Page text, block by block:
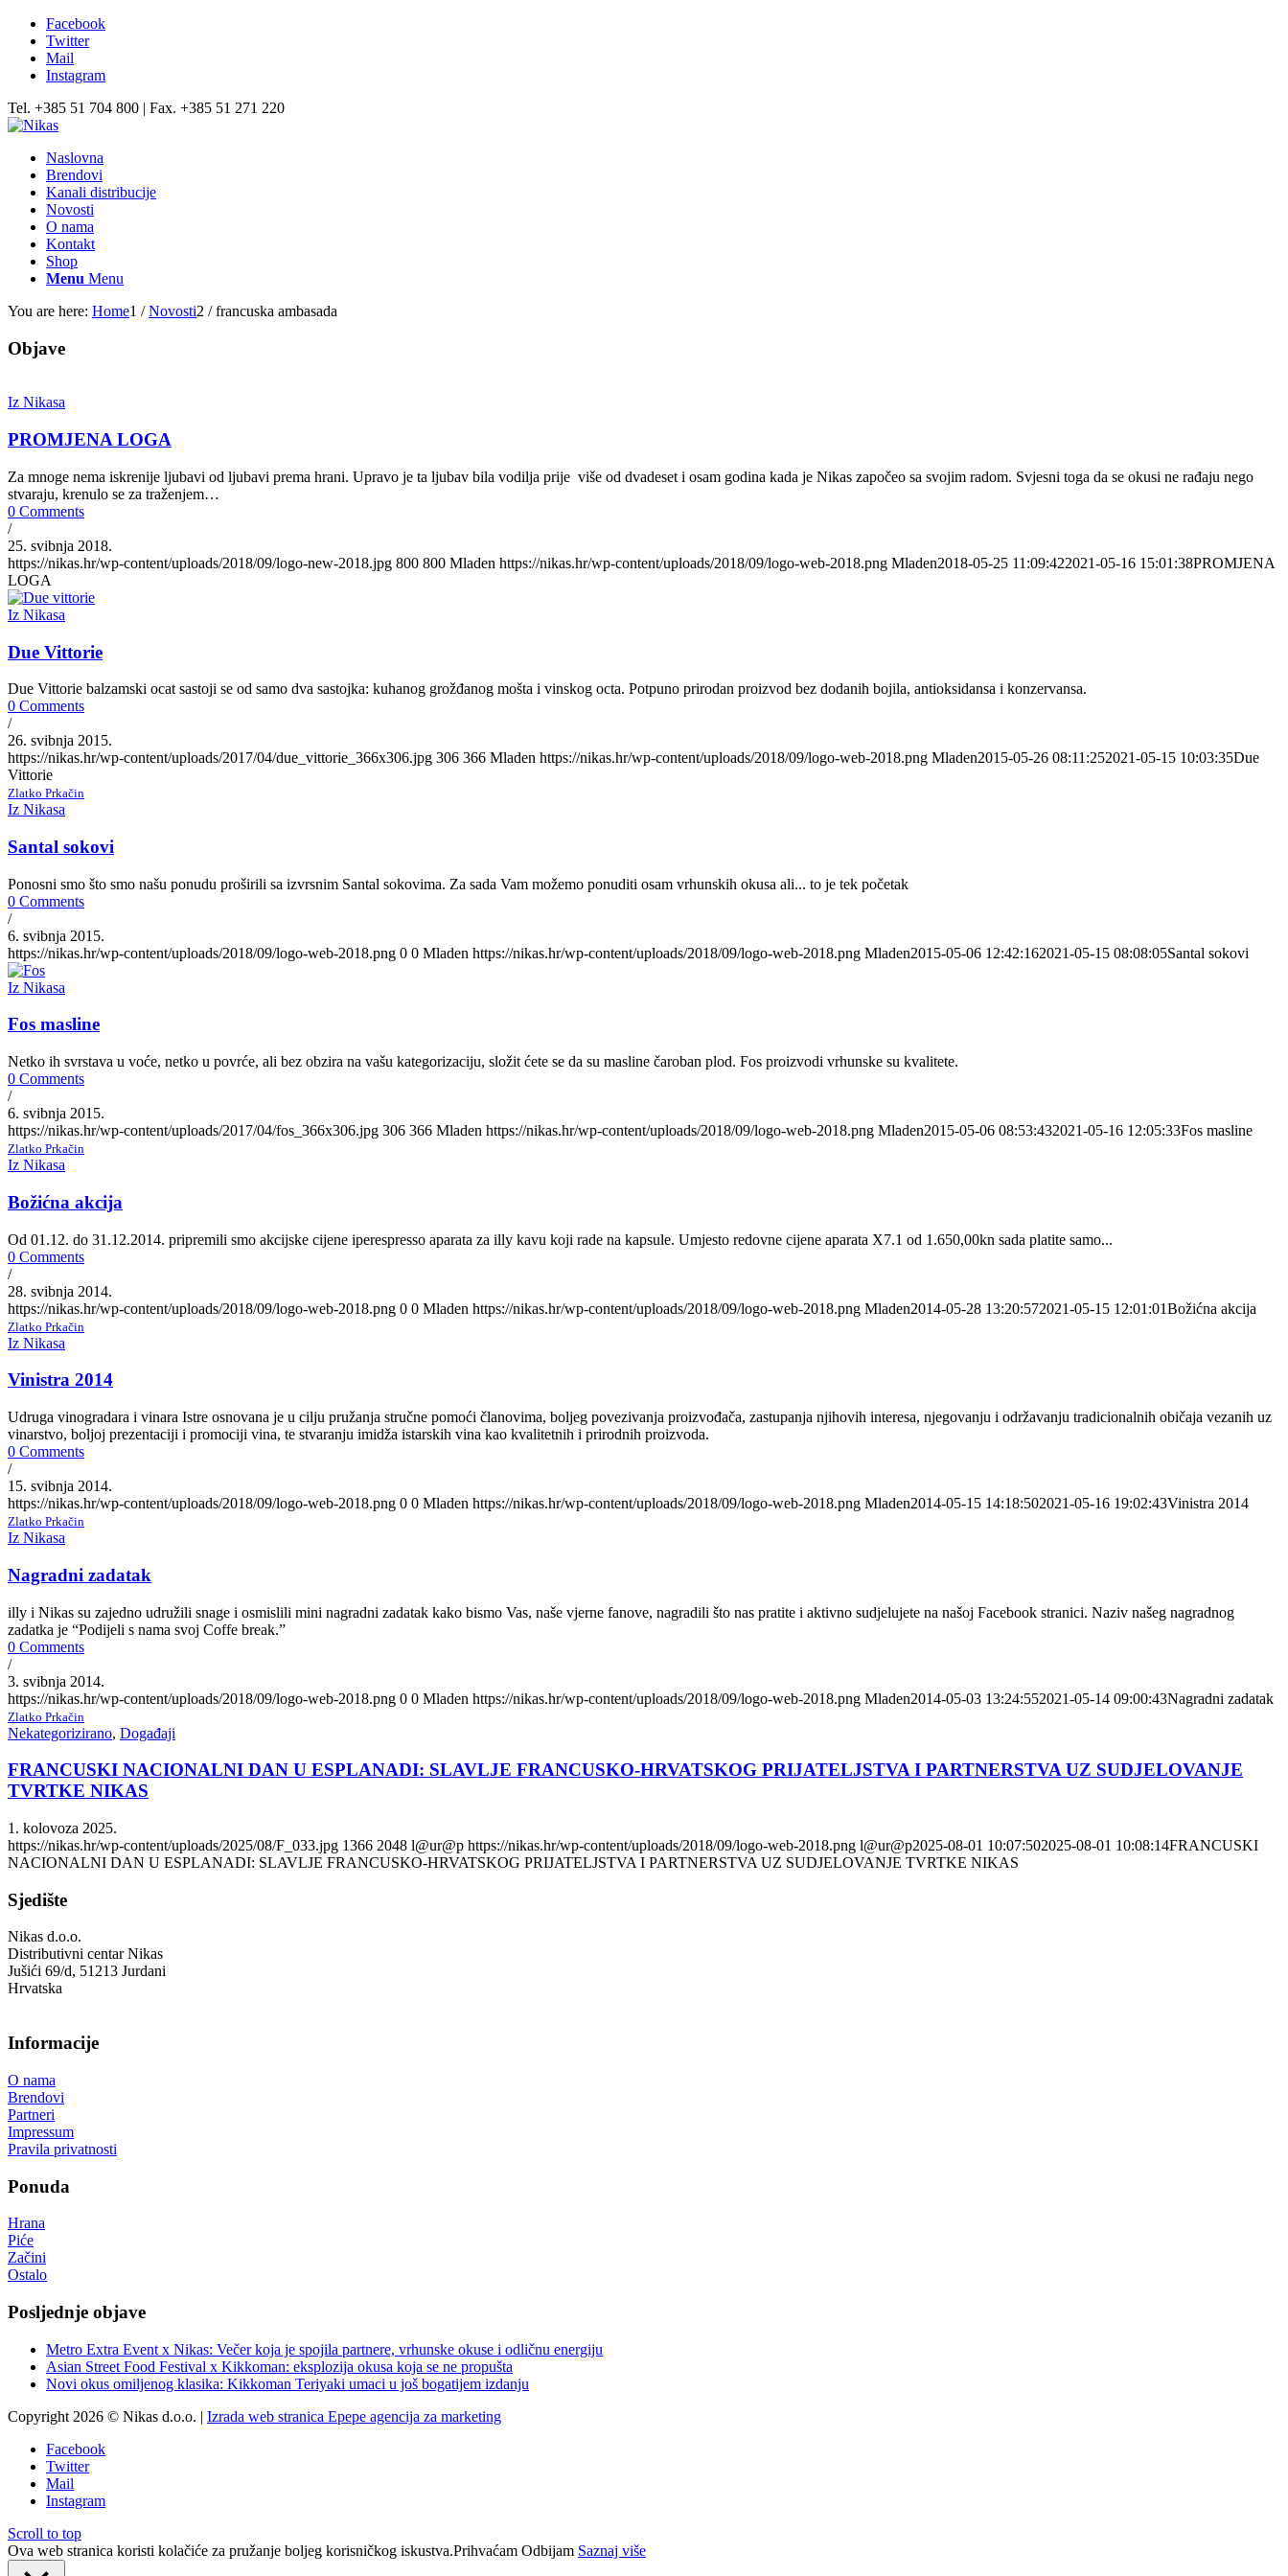
Facebook
Twitter
Mail
Instagram
Tel. +385 51 704 800 | Fax. +385 51 271 220
Naslovna
Brendovi
Kanali distribucije
Novosti
O nama
Kontakt
Shop
Menu Menu
You are here: Home1 / Novosti2 / francuska ambasada
Objave
Iz Nikasa
PROMJENA LOGA
Za mnoge nema iskrenije ljubavi od ljubavi prema hrani. Upravo je ta ljubav bila vodilja prije više od dvadeset i osam godina kada je Nikas započeo sa svojim radom. Svjesni toga da se okusi ne rađaju nego
stvaraju, krenulo se za traženjem…
0 Comments
/
25. svibnja 2018.
https://nikas.hr/wp-content/uploads/2018/09/logo-new-2018.jpg 800 800 Mladen https://nikas.hr/wp-content/uploads/2018/09/logo-web-2018.png Mladen2018-05-25 11:09:422021-05-16 15:01:38PROMJENA
LOGA
Iz Nikasa
Due Vittorie
Due Vittorie balzamski ocat sastoji se od samo dva sastojka: kuhanog grožđanog mošta i vinskog octa. Potpuno prirodan proizvod bez dodanih bojila, antioksidansa i konzervansa.
0 Comments
/
26. svibnja 2015.
https://nikas.hr/wp-content/uploads/2017/04/due_vittorie_366x306.jpg 306 366 Mladen https://nikas.hr/wp-content/uploads/2018/09/logo-web-2018.png Mladen2015-05-26 08:11:252021-05-15 10:03:35Due
Vittorie
Zlatko Prkačin
Iz Nikasa
Santal sokovi
Ponosni smo što smo našu ponudu proširili sa izvrsnim Santal sokovima. Za sada Vam možemo ponuditi osam vrhunskih okusa ali... to je tek početak
0 Comments
/
6. svibnja 2015.
https://nikas.hr/wp-content/uploads/2018/09/logo-web-2018.png 0 0 Mladen https://nikas.hr/wp-content/uploads/2018/09/logo-web-2018.png Mladen2015-05-06 12:42:162021-05-15 08:08:05Santal sokovi
Iz Nikasa
Fos masline
Netko ih svrstava u voće, netko u povrće, ali bez obzira na vašu kategorizaciju, složit ćete se da su masline čaroban plod. Fos proizvodi vrhunske su kvalitete.
0 Comments
/
6. svibnja 2015.
https://nikas.hr/wp-content/uploads/2017/04/fos_366x306.jpg 306 366 Mladen https://nikas.hr/wp-content/uploads/2018/09/logo-web-2018.png Mladen2015-05-06 08:53:432021-05-16 12:05:33Fos masline
Zlatko Prkačin
Iz Nikasa
Božićna akcija
Od 01.12. do 31.12.2014. pripremili smo akcijske cijene iperespresso aparata za illy kavu koji rade na kapsule. Umjesto redovne cijene aparata X7.1 od 1.650,00kn sada platite samo...
0 Comments
/
28. svibnja 2014.
https://nikas.hr/wp-content/uploads/2018/09/logo-web-2018.png 0 0 Mladen https://nikas.hr/wp-content/uploads/2018/09/logo-web-2018.png Mladen2014-05-28 13:20:572021-05-15 12:01:01Božićna akcija
Zlatko Prkačin
Iz Nikasa
Vinistra 2014
Udruga vinogradara i vinara Istre osnovana je u cilju pružanja stručne pomoći članovima, boljeg povezivanja proizvođača, zastupanja njihovih interesa, njegovanju i održavanju tradicionalnih običaja vezanih uz
vinarstvo, boljoj prezentaciji i promociji vina, te stvaranju imidža istarskih vina kao kvalitetnih i prirodnih proizvoda.
0 Comments
/
15. svibnja 2014.
https://nikas.hr/wp-content/uploads/2018/09/logo-web-2018.png 0 0 Mladen https://nikas.hr/wp-content/uploads/2018/09/logo-web-2018.png Mladen2014-05-15 14:18:502021-05-16 19:02:43Vinistra 2014
Zlatko Prkačin
Iz Nikasa
Nagradni zadatak
illy i Nikas su zajedno udružili snage i osmislili mini nagradni zadatak kako bismo Vas, naše vjerne fanove, nagradili što nas pratite i aktivno sudjelujete na našoj Facebook stranici. Naziv našeg nagradnog
zadatka je “Podijeli s nama svoj Coffe break.”
0 Comments
/
3. svibnja 2014.
https://nikas.hr/wp-content/uploads/2018/09/logo-web-2018.png 0 0 Mladen https://nikas.hr/wp-content/uploads/2018/09/logo-web-2018.png Mladen2014-05-03 13:24:552021-05-14 09:00:43Nagradni zadatak
Zlatko Prkačin
Nekategorizirano, Događaji
FRANCUSKI NACIONALNI DAN U ESPLANADI: SLAVLJE FRANCUSKO-HRVATSKOG PRIJATELJSTVA I PARTNERSTVA UZ SUDJELOVANJE
TVRTKE NIKAS
1. kolovoza 2025.
https://nikas.hr/wp-content/uploads/2025/08/F_033.jpg 1366 2048 l@ur@p https://nikas.hr/wp-content/uploads/2018/09/logo-web-2018.png l@ur@p2025-08-01 10:07:502025-08-01 10:08:14FRANCUSKI
NACIONALNI DAN U ESPLANADI: SLAVLJE FRANCUSKO-HRVATSKOG PRIJATELJSTVA I PARTNERSTVA UZ SUDJELOVANJE TVRTKE NIKAS
Sjedište
Nikas d.o.o.
Distributivni centar Nikas
Jušići 69/d, 51213 Jurdani
Hrvatska
Informacije
O nama
Brendovi
Partneri
Impressum
Pravila privatnosti
Ponuda
Hrana
Piće
Začini
Ostalo
Posljednje objave
Metro Extra Event x Nikas: Večer koja je spojila partnere, vrhunske okuse i odličnu energiju
Asian Street Food Festival x Kikkoman: eksplozija okusa koja se ne propušta
Novi okus omiljenog klasika: Kikkoman Teriyaki umaci u još bogatijem izdanju
Copyright 2026 © Nikas d.o.o. | Izrada web stranica Epepe agencija za marketing
Facebook
Twitter
Mail
Instagram
Scroll to top
Ova web stranica koristi kolačiće za pružanje boljeg korisničkog iskustva.Prihvaćam Odbijam Saznaj više